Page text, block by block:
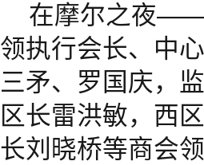
在摩尔之夜
领执行会长、中
三矛、罗国庆，
区长雷洪敏，西
长刘晓桥等商会